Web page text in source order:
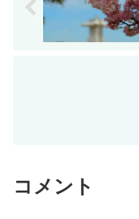
コメント